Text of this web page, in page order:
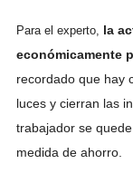
Para el experto, la
económicamente
recordado que hay
luces y cierran las
trabajador se
medida de ahorro.